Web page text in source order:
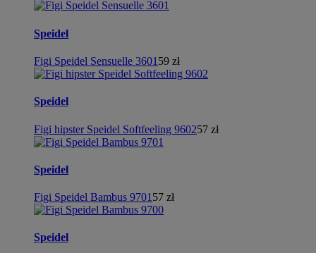
Speidel
Figi Speidel Sensuelle 3601 59 zł
Speidel
Figi hipster Speidel Softfeeling 960257 zł
Speidel
Figi Speidel Bambus 9701 57 zł
Speidel